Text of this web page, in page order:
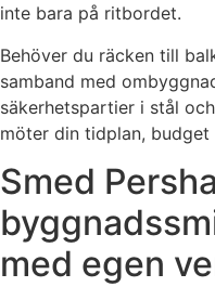
inte bara på ritbordet.
Behöver du räcken till
samband med
säkerhetspartier i stål
möter din tidplan,
Smed
med egen